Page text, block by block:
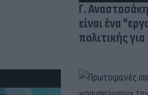
Γ.
είναι ένα
πολιτικής